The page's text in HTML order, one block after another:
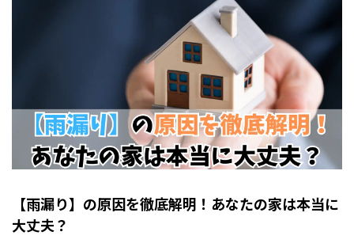
【雨漏り】の原因を徹底解明！あなたの家は本当に
大丈夫？